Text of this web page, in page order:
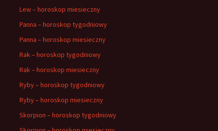
Lew – horoskop miesieczny
Panna – horoskop tygodniowy
Panna – horoskop miesieczny
Rak – horoskop tygodniowy
Rak – horoskop miesieczny
Ryby – horoskop tygodniowy
Ryby – horoskop miesieczny
Skorpion – horoskop tygodniowy